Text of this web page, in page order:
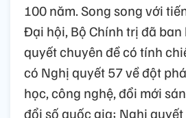
100 năm. Song song với
Đại hội, Bộ Chính trị đã
quyết chuyên đề có tính
có Nghị quyết 57 về đột
học, công nghệ, đổi mới
đổi số quốc gia; Nghị